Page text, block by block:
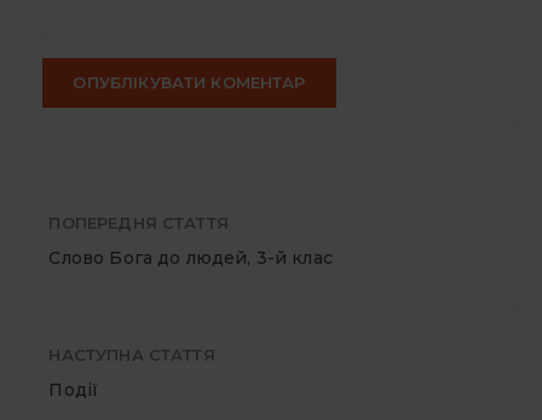
ПОПЕРЕДНЯ СТАТТЯ
Слово Бога до людей, 3-й клас
НАСТУПНА СТАТТЯ
Події